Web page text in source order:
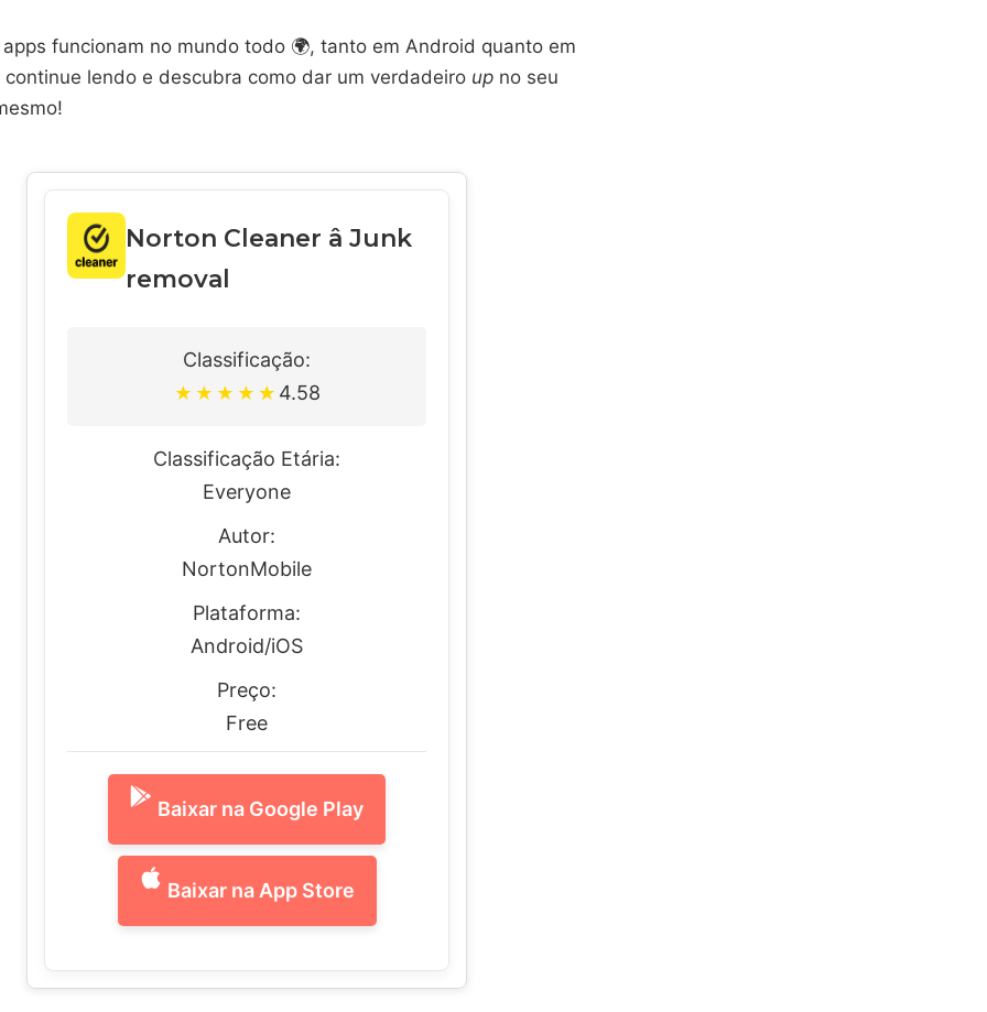
apps funcionam no mundo todo 🌍, tanto em Android quanto em
continue lendo e descubra como dar um verdadeiro up no seu
Norton Cleaner â Junk
removal
Classificação:
★ ★ ★ ★ ★ 4.58
Classificação Etária:
Everyone
Autor:
NortonMobile
Plataforma:
Android/iOS
Preço:
Free
Baixar na Google Play
Baixar na App Store